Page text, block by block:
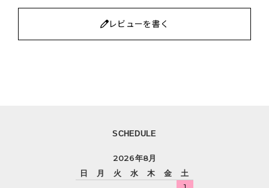
レビューを書く
SCHEDULE
2026年8月
日
月 火 水 木 金
土